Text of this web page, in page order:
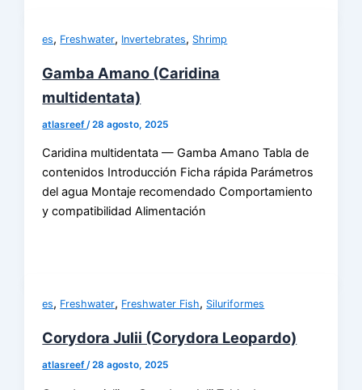
es, Freshwater, Invertebrates, Shrimp
Gamba Amano (Caridina
multidentata)
atlasreef /28 agosto, 2025
Caridina multidentata — Gamba Amano Tabla de
contenidos Introducción Ficha rápida Parámetros
del agua Montaje recomendado Comportamiento
y compatibilidad Alimentación
es, Freshwater, Freshwater Fish, Siluriformes
Corydora Julii (Corydora Leopardo)
atlasreef/28 agosto, 2025